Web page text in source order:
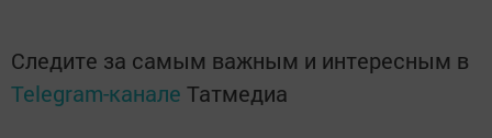
Следите за самым важным и интересным в
Telegram-канале Татмедиа